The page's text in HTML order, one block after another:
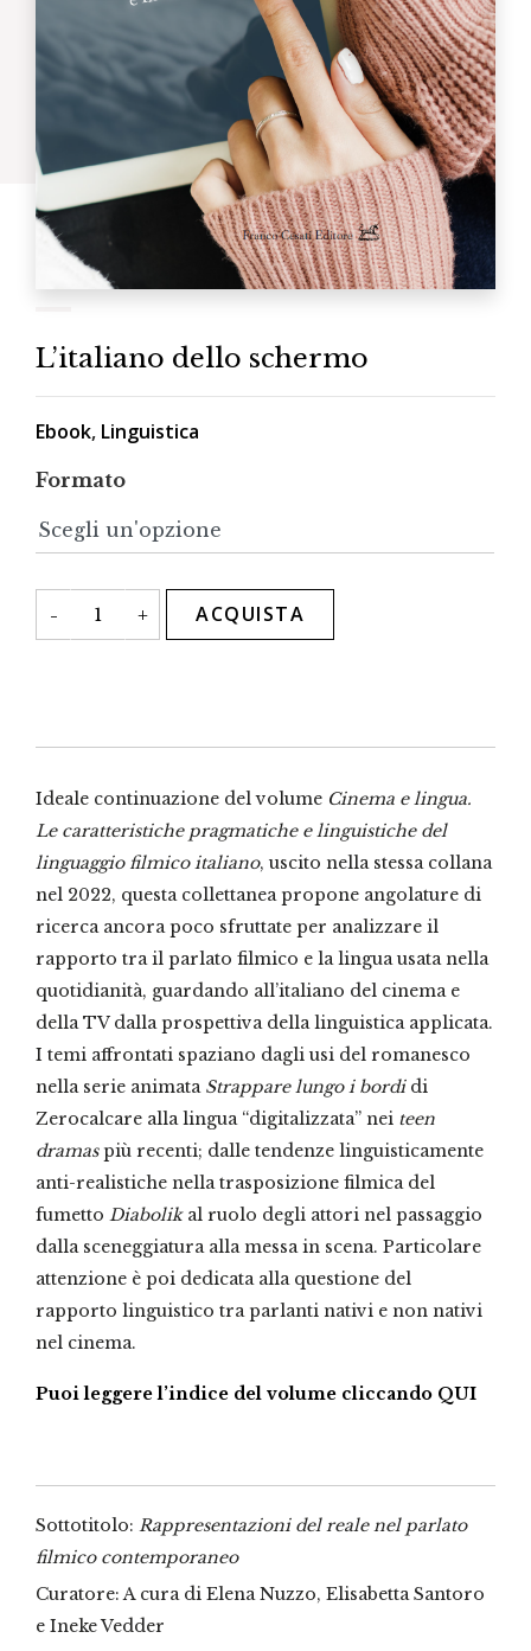
L’italiano dello schermo
Ebook, Linguistica
Formato
-
L'italiano
dello
schermo
+ ACQUISTA
Ideale continuazione del volume Cinema e lingua.
Le caratteristiche pragmatiche e linguistiche del
linguaggio filmico italiano, uscito nella stessa collana
nel 2022, questa collettanea propone angolature di
ricerca ancora poco sfruttate per analizzare il
rapporto tra il parlato filmico e la lingua usata nella
quotidianità, guardando all’italiano del cinema e
della TV dalla prospettiva della linguistica applicata.
I temi affrontati spaziano dagli usi del romanesco
nella serie animata Strappare lungo i bordidi
Zerocalcare alla lingua “digitalizzata” nei teen
dramaspiù recenti; dalle tendenze linguisticamente
anti-realistiche nella trasposizione filmica del
fumetto Diabolikal ruolo degli attori nel passaggio
dalla sceneggiatura alla messa in scena. Particolare
attenzione è poi dedicata alla questione del
rapporto linguistico tra parlanti nativi e non nativi
nel cinema.
Puoi leggere l’indice del volume cliccando QUI
Sottotitolo: Rappresentazioni del reale nel parlato
filmico contemporaneo
Curatore: A cura di Elena Nuzzo, Elisabetta Santoro
e Ineke Vedder